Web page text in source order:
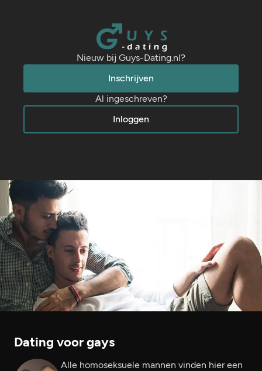
Nieuw bij Guys-Dating.nl?
Inschrijven
Al ingeschreven?
Inloggen
Dating voor gays
Alle homoseksuele mannen vinden hier een